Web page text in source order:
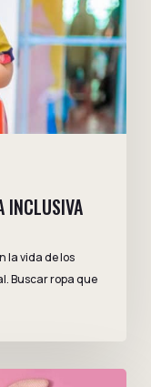
INCLUSIVA
la vida de los
Buscar ropa que